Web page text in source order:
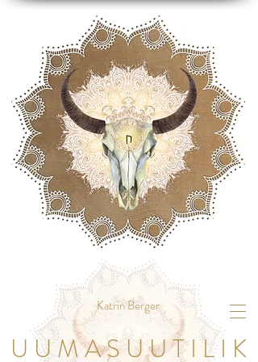
Katrin Berger
U U M A S U U T I L I K